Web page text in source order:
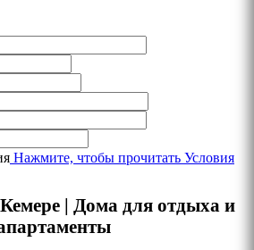
Нажмите, чтобы прочитать Условия
| Дома для отдыха и